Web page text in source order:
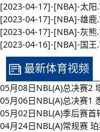
[2023-04-17]-[NBA]-太阳
[2023-04-17]-[NBA]-雄鹿
[2023-04-17]-[NBA]-灰熊
[2023-04-16]-[NBA]-国王
最新体育视频
05月08日NBL(A)总决赛2
05月06日NBL(A)总决赛1
05月02日NBL(A)季后赛
04月24日NBL(A)常规赛